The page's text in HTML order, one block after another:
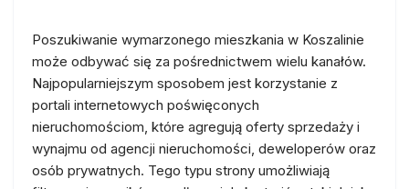
Poszukiwanie wymarzonego mieszkania w Koszalinie
może odbywać się za pośrednictwem wielu kanałów.
Najpopularniejszym sposobem jest korzystanie z
portali internetowych poświęconych
nieruchomościom, które agregują oferty sprzedaży i
wynajmu od agencji nieruchomości, deweloperów oraz
osób prywatnych. Tego typu strony umożliwiają